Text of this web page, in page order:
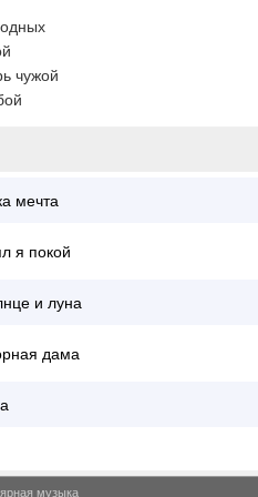
чужой
мечта
я покой
и луна
дама
музыка